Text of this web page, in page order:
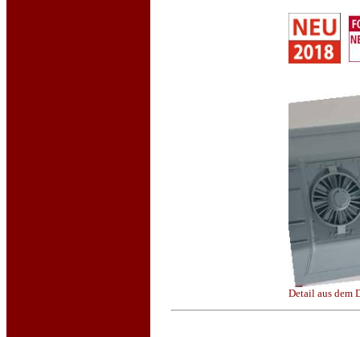
Detail aus dem